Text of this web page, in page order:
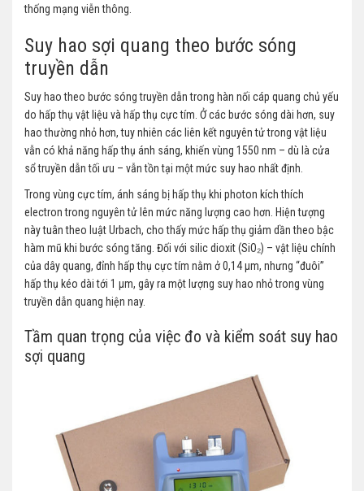
thống mạng viễn thông.
Suy hao sợi quang theo bước sóng
truyền dẫn
Suy hao theo bước sóng truyền dẫn trong hàn nối cáp quang chủ yếu
do hấp thụ vật liệu và hấp thụ cực tím. Ở các bước sóng dài hơn, suy
hao thường nhỏ hơn, tuy nhiên các liên kết nguyên tử trong vật liệu
vẫn có khả năng hấp thụ ánh sáng, khiến vùng 1550 nm – dù là cửa
sổ truyền dẫn tối ưu – vẫn tồn tại một mức suy hao nhất định.
Trong vùng cực tím, ánh sáng bị hấp thụ khi photon kích thích
electron trong nguyên tử lên mức năng lượng cao hơn. Hiện tượng
này tuân theo luật Urbach, cho thấy mức hấp thụ giảm dần theo bậc
hàm mũ khi bước sóng tăng. Đối với silic dioxit (SiO₂) – vật liệu chính
của dây quang, đỉnh hấp thụ cực tím nằm ở 0,14 µm, nhưng “đuôi”
hấp thụ kéo dài tới 1 µm, gây ra một lượng suy hao nhỏ trong vùng
truyền dẫn quang hiện nay.
Tầm quan trọng của việc đo và kiểm soát suy hao
sợi quang